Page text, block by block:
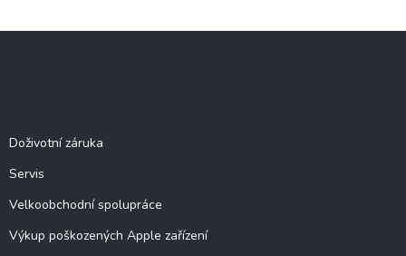
Doživotní záruka
Servis
Velkoobchodní spolupráce
Výkup poškozených Apple zařízení